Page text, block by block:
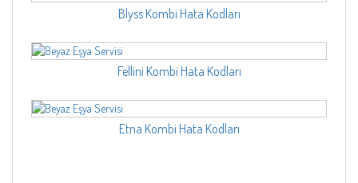
Blyss Kombi Hata Kodları
Fellini Kombi Hata Kodları
Etna Kombi Hata Kodları